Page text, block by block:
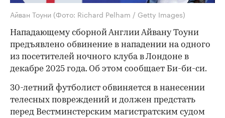
Айван Тоуни (Фото: Richard Pelham / Getty Images)
Нападающему сборной Англии Айвану Тоуни
предъявлено обвинение в нападении на одного
из посетителей ночного клуба в Лондоне в
декабре 2025 года. Об этом сообщает Би-би-си.
30-летний футболист обвиняется в нанесении
телесных повреждений и должен предстать
перед Вестминстерским магистратским судом